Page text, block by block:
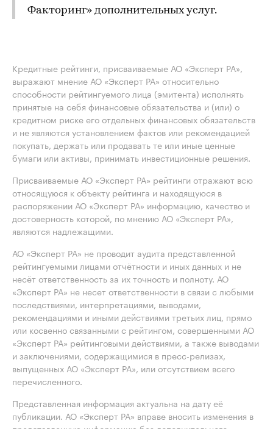
Факторинг» дополнительных услуг.
Кредитные рейтинги, присваиваемые АО «Эксперт РА»,
выражают мнение АО «Эксперт РА» относительно
способности рейтингуемого лица (эмитента) исполнять
принятые на себя финансовые обязательства и (или) о
кредитном риске его отдельных финансовых обязательств
и не являются установлением фактов или рекомендацией
покупать, держать или продавать те или иные ценные
бумаги или активы, принимать инвестиционные решения.
Присваиваемые АО «Эксперт РА» рейтинги отражают всю
относящуюся к объекту рейтинга и находящуюся в
распоряжении АО «Эксперт РА» информацию, качество и
достоверность которой, по мнению АО «Эксперт РА»,
являются надлежащими.
АО «Эксперт РА» не проводит аудита представленной
рейтингуемыми лицами отчётности и иных данных и не
несёт ответственность за их точность и полноту. АО
«Эксперт РА» не несет ответственности в связи с любыми
последствиями, интерпретациями, выводами,
рекомендациями и иными действиями третьих лиц, прямо
или косвенно связанными с рейтингом, совершенными АО
«Эксперт РА» рейтинговыми действиями, а также выводами
и заключениями, содержащимися в пресс-релизах,
выпущенных АО «Эксперт РА», или отсутствием всего
перечисленного.
Представленная информация актуальна на дату её
публикации. АО «Эксперт РА» вправе вносить изменения в